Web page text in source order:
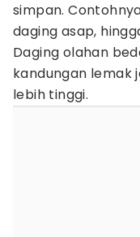
simpan.
daging asap,
Daging olahan
kandungan lemak
lebih tinggi.